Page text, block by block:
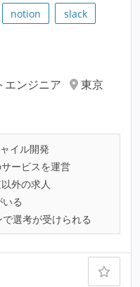
notion
slack
エンジニア
東京
イル開発
ービスを運営
外の求人
いる
選考が受けられる